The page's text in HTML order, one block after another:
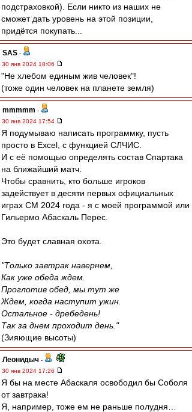
подстраховкой). Если никто из наших не
сможет дать уровень на этой позиции,
придётся покупать...
SAS -
30 янв 2024 18:06
"Не хлебом единым жив человек"!
(тоже один человек на планете земля)
mmmmm -
30 янв 2024 17:54
Я подумываю написать программку, пусть
просто в Excel, с функцией СЛЧИС.
И с её помощью определять состав Спартака
на ближайший матч.
Чтобы сравнить, кто больше игроков
задействует в десяти первых официальных
играх СМ 2024 года - я с моей программой или
Гильермо Абаскаль Перес.
Это будет славная охота.
"Только завтрак навернем,
Как уже обеда ждем.
Проглотив обед, мы тут же
Ждем, когда наступит ужин.
Остальное - дребедень!
Так за днем проходит день."
(Зияющие высоты)
Леонидыч -
30 янв 2024 17:26
Я бы на месте Абаскаля освободил бы Соболя
от завтрака!
Я, например, тоже ем не раньше полудня…